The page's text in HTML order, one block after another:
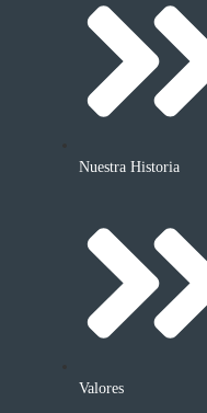
Nuestra Historia
Valores